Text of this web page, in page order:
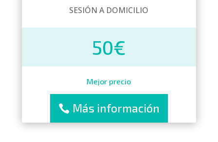
SESIÓN A DOMICILIO
50€
Mejor precio
Más información